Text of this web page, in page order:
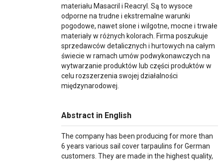
materiału Masacril i Reacryl. Są to wysoce
odporne na trudne i ekstremalne warunki
pogodowe, nawet słone i wilgotne, mocne i trwałe
materiały w różnych kolorach. Firma poszukuje
sprzedawców detalicznych i hurtowych na całym
świecie w ramach umów podwykonawczych na
wytwarzanie produktów lub części produktów w
celu rozszerzenia swojej działalności
międzynarodowej.
Abstract in English
The company has been producing for more than
6 years various sail cover tarpaulins for German
customers. They are made in the highest quality,